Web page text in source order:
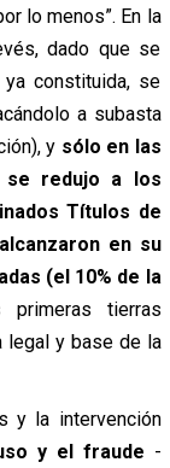
lo menos”. En la
dado que se
constituida, se
a subasta
y sólo en las
se redujo a los
Títulos de
en su
(el 10% de la
tierras
legal y base de la
y la intervención
y el fraude -